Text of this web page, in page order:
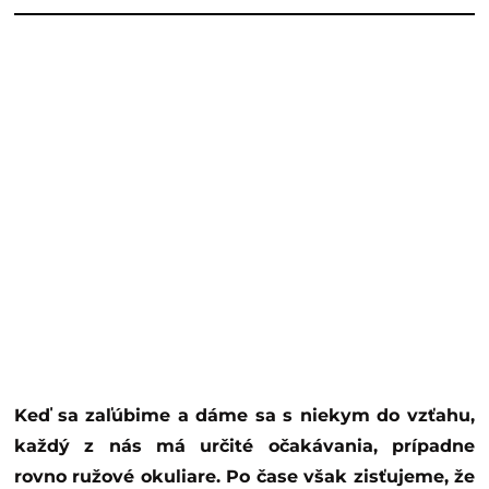
Keď sa zaľúbime a dáme sa s niekym do vzťahu,
každý z nás má určité očakávania, prípadne
rovno ružové okuliare. Po čase však zisťujeme, že